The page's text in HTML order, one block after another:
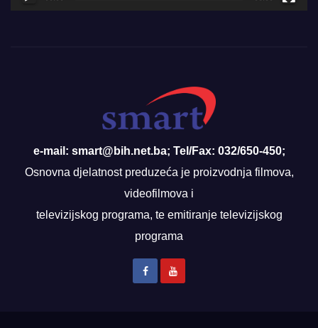
e-mail: smart@bih.net.ba; Tel/Fax: 032/650-450;
Osnovna djelatnost preduzeća je proizvodnja filmova,
videofilmova i
televizijskog programa, te emitiranje televizijskog
programa